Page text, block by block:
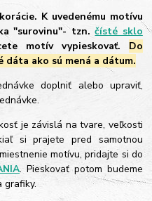
K uvedenému motívu
"surovinu"- tzn.čísté sklo
motív vypieskovať. Do
ako sú mená a dátum.
doplniť alebo upraviť,
je závislá na tvare, veľkosti
si prajete pred samotnou
motívu, pridajte si do
. Pieskovať potom budeme
grafiky.